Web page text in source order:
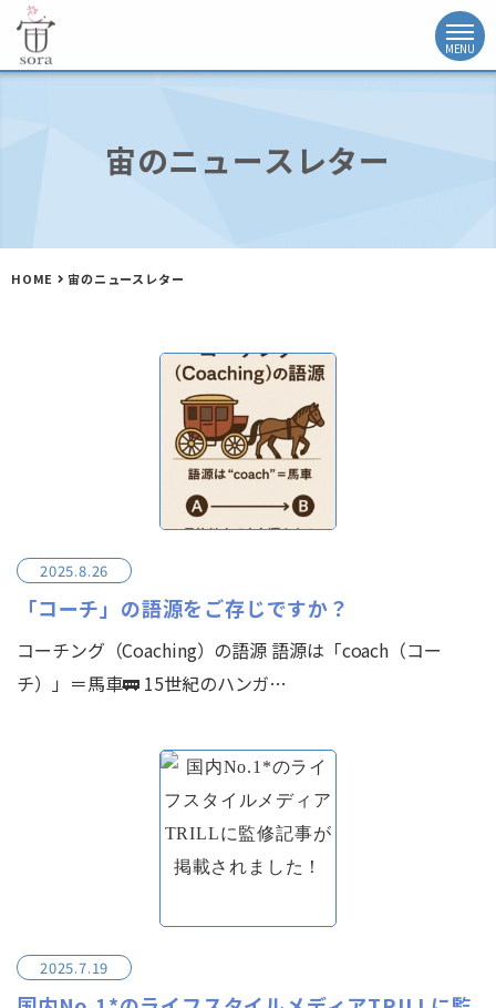
宙のニュースレター
HOME 宙のニュースレター
2025.8.26
「コーチ」の語源をご存じですか？
コーチング（Coaching）の語源 語源は「coach（コー
チ）」＝馬車🚃 15世紀のハンガ…
2025.7.19